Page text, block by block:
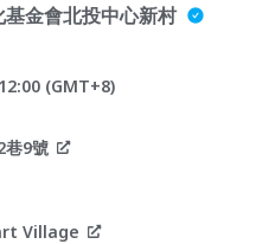
金會北投中心新村
(GMT+8)
巷9號
Village